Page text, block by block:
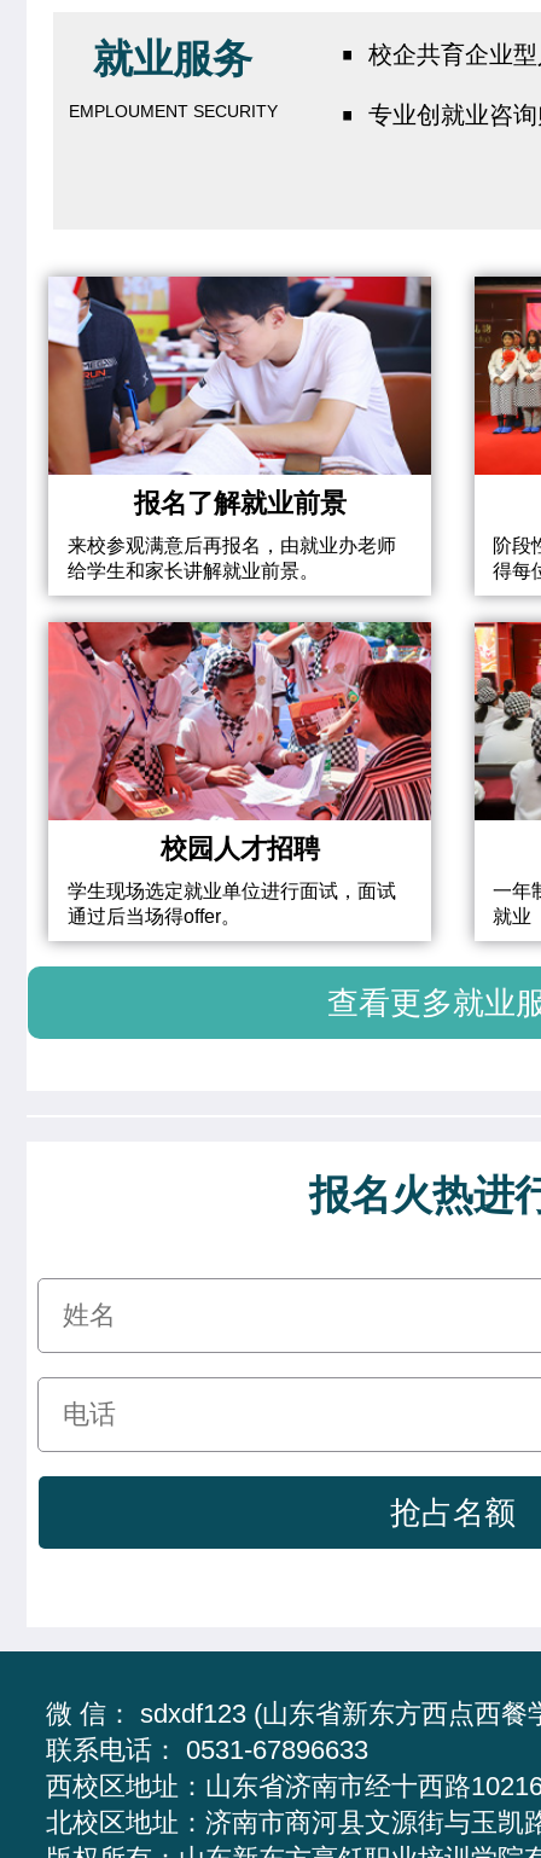
就业服务
EMPLOUMENT SECURITY
· 校企共育企业
· 专业创就业咨
报名了解就业前景
来校参观满意后再报名，由就业办老师
给学生和家长讲解就业前景。
阶段
得每
校园人才招聘
学生现场选定就业单位进行面试，面试
通过后当场得offer。
一年
就业
查看更多就业
报名火热进
微 信： sdxdf123 (山东省新东方西点西餐
联系电话： 0531-67896633
西校区地址： 山东省济南市经十西路
北校区地址： 济南市商河县文源街与玉凯